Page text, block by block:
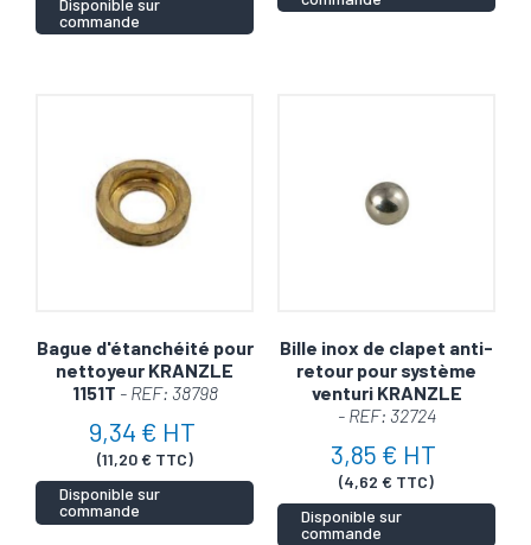
Disponible sur
commande
Bague d'étanchéité pour
nettoyeur KRANZLE
1151T - REF: 38798
9,34 € HT
(11,20 € TTC)
Disponible sur
commande
Bille inox de clapet anti-
retour pour système
venturi KRANZLE
- REF: 32724
3,85 € HT
(4,62 € TTC)
Disponible sur
commande